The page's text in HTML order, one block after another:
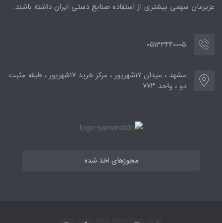
عزیزمان سهمی بیشتری از استفاده صنایع دستی ایران داشته باشند.
05133440005
مشهد ، میدان ۱۷شهریور ، مرکز خرید ۱۷شهریور ، طبقه مثبت
دو ، واحد ۷۷۳
مجوزهای اخذ شده